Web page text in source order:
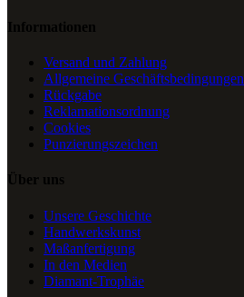
Informationen
Versand und Zahlung
Allgemeine Geschäftsbedingungen
Rückgabe
Reklamationsordnung
Cookies
Punzierungszeichen
Über uns
Unsere Geschichte
Handwerkskunst
Maßanfertigung
In den Medien
Diamant-Trophäe